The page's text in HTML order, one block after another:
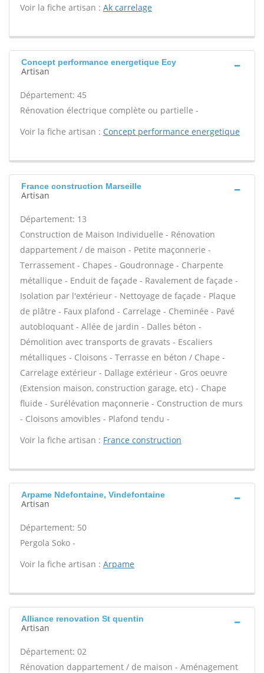
Voir la fiche artisan : Ak carrelage
Concept performance energetique Ecy
Artisan
Département: 45
Rénovation électrique complète ou partielle -
Voir la fiche artisan : Concept performance energetique
France construction Marseille
Artisan
Département: 13
Construction de Maison Individuelle - Rénovation
dappartement / de maison - Petite maçonnerie -
Terrassement - Chapes - Goudronnage - Charpente
métallique - Enduit de façade - Ravalement de façade -
Isolation par l'extérieur - Nettoyage de façade - Plaque
de plâtre - Faux plafond - Carrelage - Cheminée - Pavé
autobloquant - Allée de jardin - Dalles béton -
Démolition avec transports de gravats - Escaliers
métalliques - Cloisons - Terrasse en béton / Chape -
Carrelage extérieur - Dallage extérieur - Gros oeuvre
(Extension maison, construction garage, etc) - Chape
fluide - Surélévation maçonnerie - Construction de murs
- Cloisons amovibles - Plafond tendu -
Voir la fiche artisan : France construction
Arpame Ndefontaine, Vindefontaine
Artisan
Département: 50
Pergola Soko -
Voir la fiche artisan : Arpame
Alliance renovation St quentin
Artisan
Département: 02
Rénovation dappartement / de maison - Aménagement